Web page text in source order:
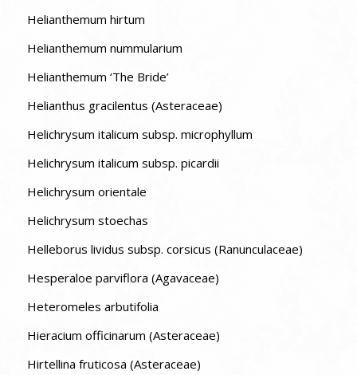
Helianthemum hirtum
Helianthemum nummularium
Helianthemum ‘The Bride’
Helianthus gracilentus (Asteraceae)
Helichrysum italicum subsp. microphyllum
Helichrysum italicum subsp. picardii
Helichrysum orientale
Helichrysum stoechas
Helleborus lividus subsp. corsicus (Ranunculaceae)
Hesperaloe parviflora (Agavaceae)
Heteromeles arbutifolia
Hieracium officinarum (Asteraceae)
Hirtellina fruticosa (Asteraceae)